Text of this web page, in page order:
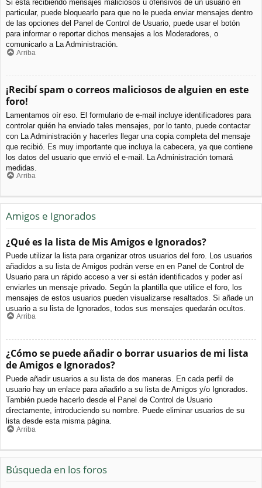
Si está recibiendo mensajes maliciosos u ofensivos de un usuario en
particular, puede bloquearlo para que no le pueda enviar mensajes dentro
de las opciones del Panel de Control de Usuario, puede usar el botón
para informar o reportar dichos mensajes a los Moderadores, o
comunicarlo a La Administración.
Arriba
¡Recibí spam o correos maliciosos de alguien en este
foro!
Lamentamos oír eso. El formulario de e-mail incluye identificadores para
controlar quién ha enviado tales mensajes, por lo tanto, puede contactar
con La Administración y hacerles llegar una copia completa del mensaje
que recibió. Es muy importante que incluya la cabecera, ya que contiene
los datos del usuario que envió el e-mail. La Administración tomará
medidas.
Arriba
Amigos e Ignorados
¿Qué es la lista de Mis Amigos e Ignorados?
Puede utilizar la lista para organizar otros usuarios del foro. Los usuarios
añadidos a su lista de Amigos podrán verse en en Panel de Control de
Usuario para un rápido acceso a ver si están identificados y poder así
enviarles un mensaje privado. Según la plantilla que utilice el foro, los
mensajes de estos usuarios pueden visualizarse resaltados. Si añade un
usuario a su lista de Ignorados, todos sus mensajes quedarán ocultos.
Arriba
¿Cómo se puede añadir o borrar usuarios de mi lista
de Amigos e Ignorados?
Puede añadir usuarios a su lista de dos maneras. En cada perfil de
usuario hay un enlace para añadirlo a su lista de Amigos y/o Ignorados.
También puede hacerlo desde el Panel de Control de Usuario
directamente, introduciendo su nombre. Puede eliminar usuarios de su
lista desde esta misma página.
Arriba
Búsqueda en los foros